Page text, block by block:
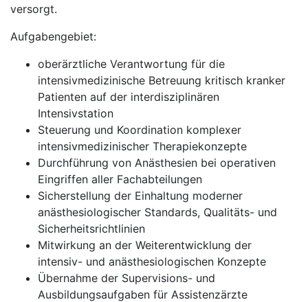
versorgt.
Aufgabengebiet:
oberärztliche Verantwortung für die
intensivmedizinische Betreuung kritisch kranker
Patienten auf der interdisziplinären
Intensivstation
Steuerung und Koordination komplexer
intensivmedizinischer Therapiekonzepte
Durchführung von Anästhesien bei operativen
Eingriffen aller Fachabteilungen
Sicherstellung der Einhaltung moderner
anästhesiologischer Standards, Qualitäts- und
Sicherheitsrichtlinien
Mitwirkung an der Weiterentwicklung der
intensiv- und anästhesiologischen Konzepte
Übernahme der Supervisions- und
Ausbildungsaufgaben für Assistenzärzte